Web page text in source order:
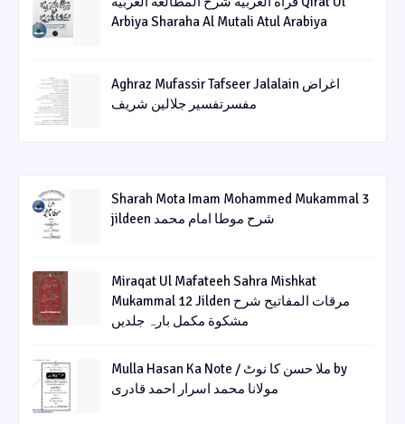
Arbiya Sharaha Al Mutali Atul Arabiya
Aghraz Mufassir Tafseer Jalalain اغراض
مفسرتفسیر جلالین شریف
Sharah Mota Imam Mohammed Mukammal 3
jildeen شرح موطا امام محمد
Miraqat Ul Mafateeh Sahra Mishkat
Mukammal 12 Jilden مرقات المفاتیح شرح
مشکوة مکمل بارہ جلدیں
Mulla Hasan Ka Note / ملا حسن کا نوٹ by
مولانا محمد اسرار احمد قادری